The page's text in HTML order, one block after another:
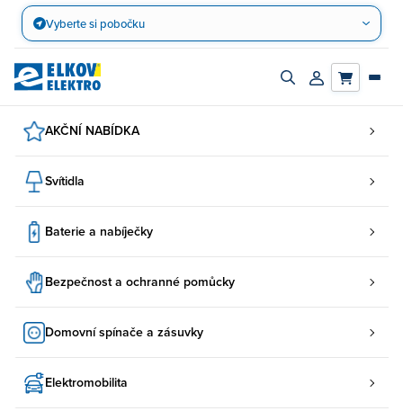
Přejít
obsah
Vyberte si pobočku
Zapnout/vypnout
Přihlásit/
AKČNÍ NABÍDKA
Svítidla
Baterie a nabíječky
Bezpečnost a ochranné pomůcky
Domovní spínače a zásuvky
Elektromobilita